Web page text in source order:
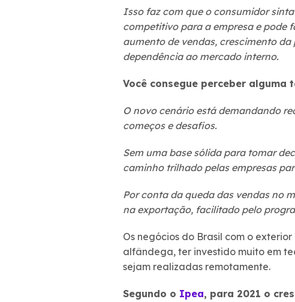
Isso faz com que o consumidor
competitivo para a empresa e pode
aumento de vendas, crescimento
dependência ao mercado interno.
Você consegue perceber
O novo cenário está demandando
começos e desafios.
Sem uma base sólida para tomar
caminho trilhado pelas empresas
Por conta da queda das vendas no
na exportação, facilitado pelo
Os negócios do Brasil com o
alfândega, ter investido muito em
sejam realizadas remotamente.
Segundo o Ipea, para 2021 o